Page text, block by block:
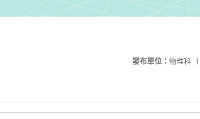
發布單位： 物理科 |